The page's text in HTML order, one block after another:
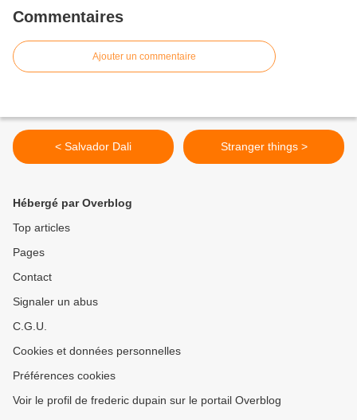
Commentaires
Ajouter un commentaire
< Salvador Dali Stranger things >
Hébergé par Overblog
Top articles
Pages
Contact
Signaler un abus
C.G.U.
Cookies et données personnelles
Préférences cookies
Voir le profil de frederic dupain sur le portail Overblog